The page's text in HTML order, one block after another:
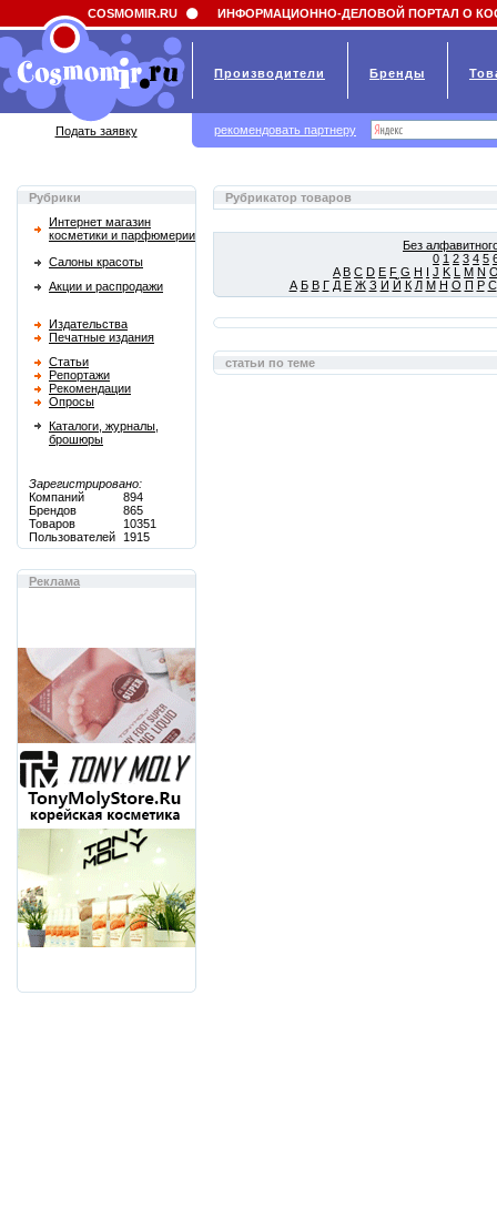
Field 'news_title' doesn't have a default value
Рубрики
Интернет магазин
косметики и парфюмерии
Салоны красоты
Акции и распродажи
Издательства
Печатные издания
Статьи
Репортажи
Рекомендации
Опросы
Каталоги, журналы,
брошюры
Зарегистрировано:
Компаний
894
Брендов
865
Товаров
10351
Пользователей
1915
Реклама
Рубрикатор товаров
Без
0 1 2 3 4 5
A B C D E F G H I J K L M N
А Б В Г Д Е Ж З И Й К Л М Н О П Р С
статьи по теме
COSMOMIR.RU ИНФОРМАЦИОННО-ДЕЛОВОЙ ПОРТАЛ О
Производители Бренды
Подать заявку рекомендовать партнеру